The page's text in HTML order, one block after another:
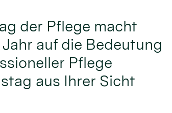
der Pflege macht
Jahr auf die Bedeutung
Pflege
aus Ihrer Sicht